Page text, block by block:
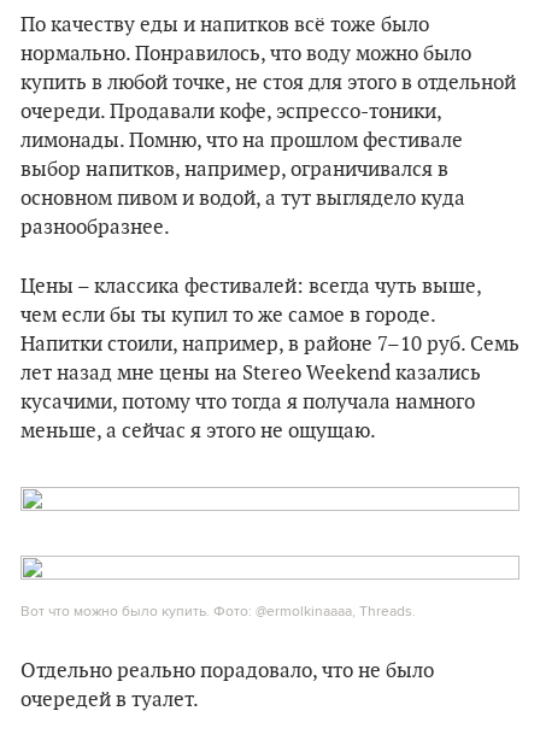
По качеству еды и напитков всё тоже было
нормально. Понравилось, что воду можно было
купить в любой точке, не стоя для этого в отдельной
очереди. Продавали кофе, эспрессо-тоники,
лимонады. Помню, что на прошлом фестивале
выбор напитков, например, ограничивался в
основном пивом и водой, а тут выглядело куда
разнообразнее.
Цены – классика фестивалей: всегда чуть выше,
чем если бы ты купил то же самое в городе.
Напитки стоили, например, в районе 7–10 руб. Семь
лет назад мне цены на Stereo Weekend казались
кусачими, потому что тогда я получала намного
меньше, а сейчас я этого не ощущаю.
Вот что можно было купить. Фото: @ermolkinaaaa, Threads.
Отдельно реально порадовало, что не было
очередей в туалет.